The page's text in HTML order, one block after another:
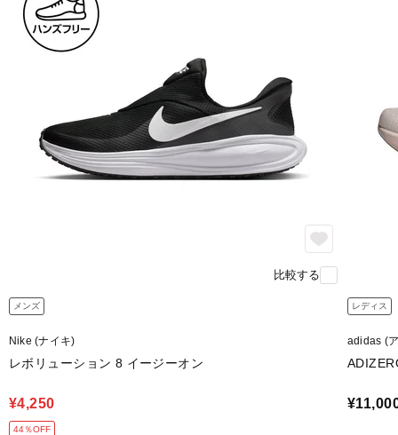
比較する
メンズ
Nike (ナイキ)
レボリューション 8 イージーオン
¥4,250
44％OFF
レディス
adidas (